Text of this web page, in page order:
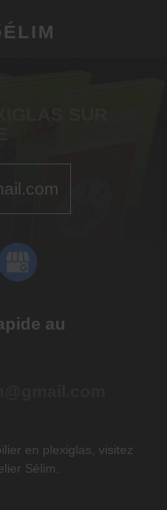
au
en plexiglas, visitez
Sélim.
ÉLIM